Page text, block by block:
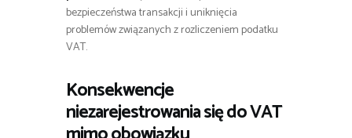
bezpieczeństwa transakcji i uniknięcia
problemów związanych z rozliczeniem podatku
VAT.
Konsekwencje
niezarejestrowania się do VAT